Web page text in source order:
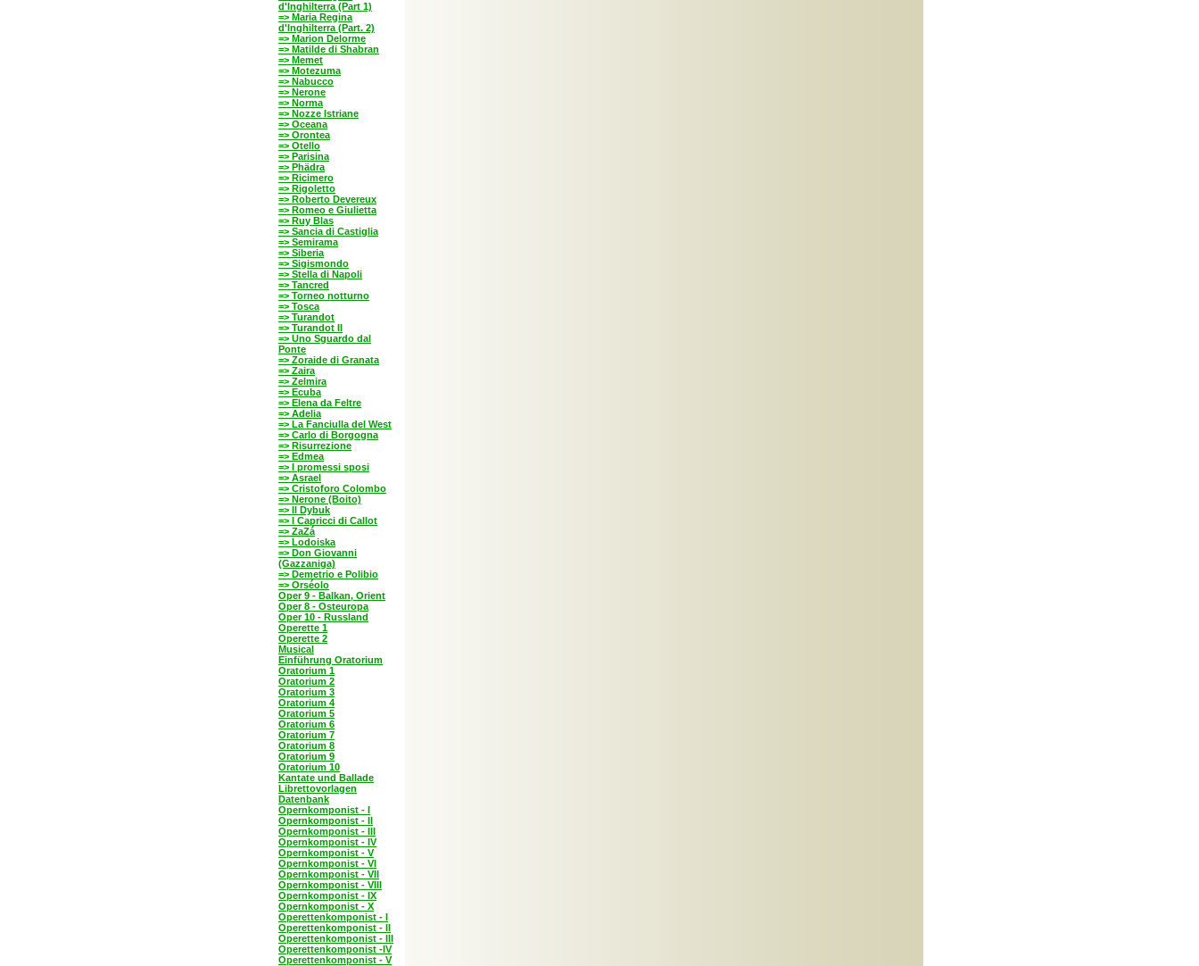
d'Inghilterra (Part 1)
=> Maria Regina
d'Inghilterra (Part. 2)
=> Marion Delorme
=> Matilde di Shabran
=> Memet
=> Motezuma
=> Nabucco
=> Nerone
=> Norma
=> Nozze Istriane
=> Oceana
=> Orontea
=> Otello
=> Parisina
=> Phädra
=> Ricimero
=> Rigoletto
=> Roberto Devereux
=> Romeo e Giulietta
=> Ruy Blas
=> Sancia di Castiglia
=> Semirama
=> Siberia
=> Sigismondo
=> Stella di Napoli
=> Tancred
=> Torneo notturno
=> Tosca
=> Turandot
=> Turandot II
=> Uno Sguardo dal
Ponte
=> Zoraide di Granata
=> Zaira
=> Zelmira
=> Ecuba
=> Elena da Feltre
=> Adelia
=> La Fanciulla del West
=> Carlo di Borgogna
=> Risurrezione
=> Edmea
=> I promessi sposi
=> Asrael
=> Cristoforo Colombo
=> Nerone (Boito)
=> Il Dybuk
=> I Capricci di Callot
=> ZaZá
=> Lodoiska
=> Don Giovanni
(Gazzaniga)
=> Demetrio e Polibio
=> Orséolo
Oper 9 - Balkan, Orient
Oper 8 - Osteuropa
Oper 10 - Russland
Operette 1
Operette 2
Musical
Einführung Oratorium
Oratorium 1
Oratorium 2
Oratorium 3
Oratorium 4
Oratorium 5
Oratorium 6
Oratorium 7
Oratorium 8
Oratorium 9
Oratorium 10
Kantate und Ballade
Librettovorlagen
Datenbank
Opernkomponist - I
Opernkomponist - II
Opernkomponist - III
Opernkomponist - IV
Opernkomponist - V
Opernkomponist - VI
Opernkomponist - VII
Opernkomponist - VIII
Opernkomponist - IX
Opernkomponist - X
Operettenkomponist - I
Operettenkomponist - II
Operettenkomponist - III
Operettenkomponist -IV
Operettenkomponist - V